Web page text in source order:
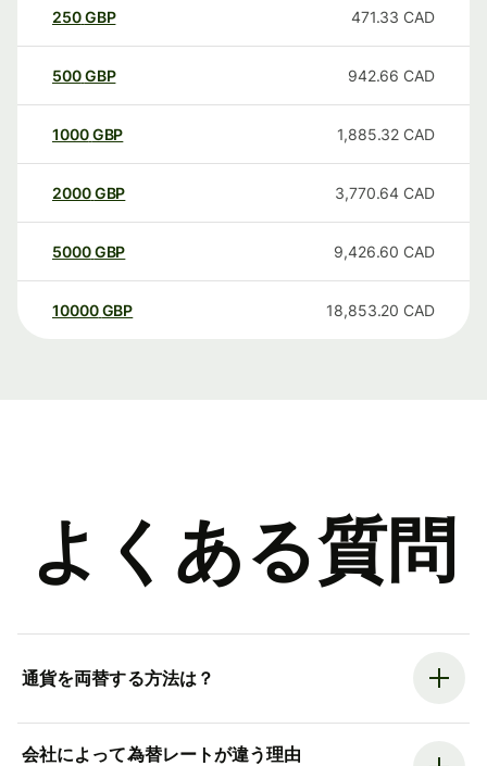
250GBP 471.33 CAD
500GBP 942.66 CAD
1000GBP 1,885.32 CAD
2000GBP 3,770.64 CAD
5000GBP 9,426.60 CAD
10000 GBP 18,853.20 CAD
よくある質問
通貨を両替する方法は？
会社によって為替レートが違う理由